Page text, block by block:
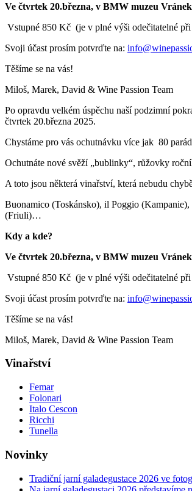
Ve čtvrtek 20.března, v BMW muzeu
Vstupné 850 Kč (je v plné výši odečitatelné
Svoji účast prosím potvrďte na:
Těšíme se na vás!
Miloš, Marek, David & Wine Passion Team
Po opravdu velkém úspěchu naší podzimní
čtvrtek 20.března 2025.
Chystáme pro vás ochutnávku více jak 80
Ochutnáte nové svěží „bublinky“, růžovky
A toto jsou některá vinařství, která nebudu
Buonamico (Toskánsko), il Poggio
(Friuli)…
Kdy a kde?
Ve čtvrtek 20.března, v BMW muzeu
Vstupné 850 Kč (je v plné výši odečitatelné
Svoji účast prosím potvrďte na:
Těšíme se na vás!
Miloš, Marek, David & Wine Passion Team
Vinařství
Femar
Folonari
Italo Cescon
Ricchi
Tunella
Novinky
Tradiční jarní galadegustace 2026 ve